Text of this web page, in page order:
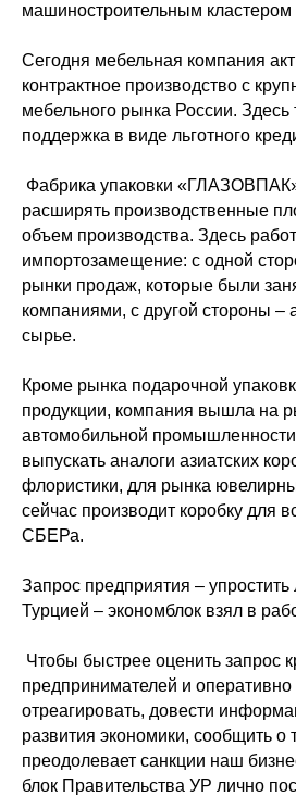
машиностроительным кластером
Сегодня мебельная компания
контрактное производство с
мебельного рынка России. Здесь
поддержка в виде льготного
Фабрика упаковки
расширять производственные
объем производства. Здесь
импортозамещение: с одной
рынки продаж, которые были
компаниями, с другой стороны –
сырье.
Кроме рынка подарочной
продукции, компания вышла на
автомобильной
выпускать аналоги азиатских
флористики, для рынка
сейчас производит коробку для
СБЕРа.
Запрос предприятия – упростить
Турцией – экономблок взял в
Чтобы быстрее оценить запрос
предпринимателей и оперативно
отреагировать, довести
развития экономики, сообщить о
преодолевает санкции наш
блок Правительства УР лично